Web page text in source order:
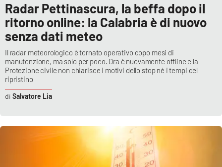
Radar Pettinascura, la beffa dopo il
ritorno online: la Calabria è di nuovo
senza dati meteo
Il radar meteorologico è tornato operativo dopo mesi di
manutenzione, ma solo per poco. Ora è nuovamente offline e la
Protezione civile non chiarisce i motivi dello stop né i tempi del
ripristino
Salvatore Lia